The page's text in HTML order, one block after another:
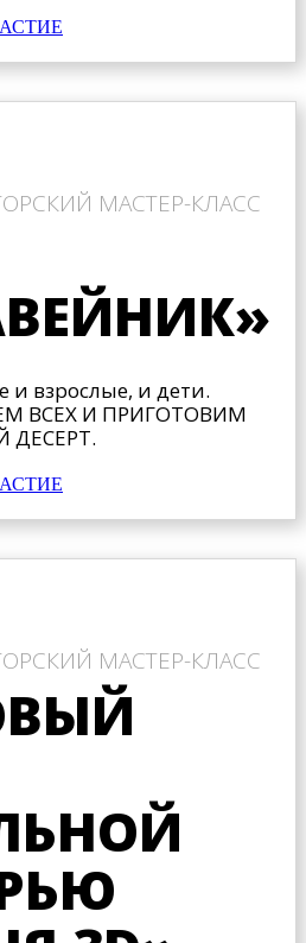
МАСТЕР-КЛАСС
и взрослые, и дети.
ВСЕХ И ПРИГОТОВИМ
ДЕСЕРТ.
МАСТЕР-КЛАСС